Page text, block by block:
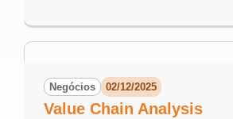
Negócios 02/12/2025
Value Chain Analysis